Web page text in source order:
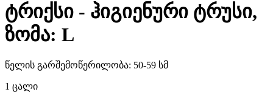
ტრიქსი - ჰიგიენური ტრუსი,
ზომა: L
წელის გარშემოწერილობა: 50-59 სმ
1 ცალი